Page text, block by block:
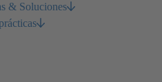
& Soluciones